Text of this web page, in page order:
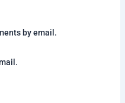
by email.